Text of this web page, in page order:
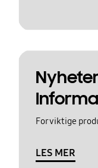
For viktige
LES MER